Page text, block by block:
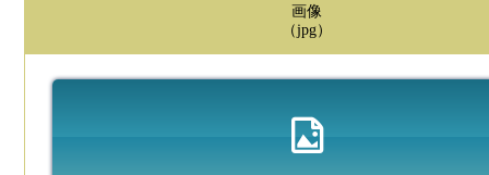
画像
（jpg）